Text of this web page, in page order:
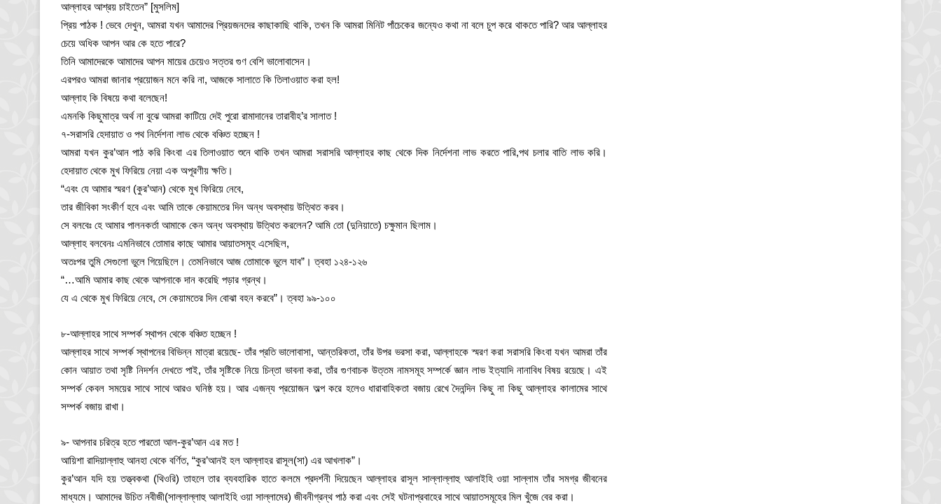
আল্লাহর আশ্রয় চাইতেন” [মুসলিম]
প্রিয় পাঠক ! ভেবে দেখুন, আমরা যখন আমাদের প্রিয়জনদের কাছাকাছি থাকি, তখন কি আমরা মিনিট পাঁচেকের জন্যেও কথা না বলে চুপ করে থাকতে পারি? আর আল্লাহর
চেয়ে অধিক আপন আর কে হতে পারে?
তিনি আমাদেরকে আমাদের আপন মায়ের চেয়েও সত্তর গুণ বেশি ভালোবাসেন।
এরপরও আমরা জানার প্রয়োজন মনে করি না, আজকে সালাতে কি তিলাওয়াত করা হল!
আল্লাহ কি বিষয়ে কথা বলেছেন!
এমনকি কিছুমাত্র অর্থ না বুঝে আমরা কাটিয়ে দেই পুরো রামাদানের তারাবীহ’র সালাত !
৭-সরাসরি হেদায়াত ও পথ নির্দেশনা লাভ থেকে বঞ্চিত হচ্ছেন !
আমরা যখন কুর’আন পাঠ করি কিংবা এর তিলাওয়াত শুনে থাকি তখন আমরা সরাসরি আল্লাহর কাছ থেকে দিক নির্দেশনা লাভ করতে পারি,পথ চলার বাতি লাভ করি।
হেদায়াত থেকে মুখ ফিরিয়ে নেয়া এক অপূরণীয় ক্ষতি।
“এবং যে আমার স্মরণ (কুর’আন) থেকে মুখ ফিরিয়ে নেবে,
তার জীবিকা সংকীর্ণ হবে এবং আমি তাকে কেয়ামতের দিন অন্ধ অবস্থায় উত্থিত করব।
সে বলবেঃ হে আমার পালনকর্তা আমাকে কেন অন্ধ অবস্থায় উত্থিত করলেন? আমি তো (দুনিয়াতে) চক্ষুমান ছিলাম।
আল্লাহ বলবেনঃ এমনিভাবে তোমার কাছে আমার আয়াতসমূহ এসেছিল,
অতঃপর তুমি সেগুলো ভুলে গিয়েছিলে। তেমনিভাবে আজ তোমাকে ভুলে যাব”। ত্বহা ১২৪-১২৬
“…আমি আমার কাছ থেকে আপনাকে দান করেছি পড়ার গ্রন্থ।
যে এ থেকে মুখ ফিরিয়ে নেবে, সে কেয়ামতের দিন বোঝা বহন করবে”। ত্বহা ৯৯-১০০
৮-আল্লাহর সাথে সম্পর্ক স্থাপন থেকে বঞ্চিত হচ্ছেন !
আল্লাহর সাথে সম্পর্ক স্থাপনের বিভিন্ন মাত্রা রয়েছে- তাঁর প্রতি ভালোবাসা, আন্তরিকতা, তাঁর উপর ভরসা করা, আল্লাহকে স্মরণ করা সরাসরি কিংবা যখন আমরা তাঁর
কোন আয়াত তথা সৃষ্টি নিদর্শন দেখতে পাই, তাঁর সৃষ্টিকে নিয়ে চিন্তা ভাবনা করা, তাঁর গুণবাচক উত্তম নামসমূহ সম্পর্কে জ্ঞান লাভ ইত্যাদি নানাবিধ বিষয় রয়েছে। এই
সম্পর্ক কেবল সময়ের সাথে সাথে আরও ঘনিষ্ঠ হয়। আর এজন্য প্রয়োজন অল্প করে হলেও ধারাবাহিকতা বজায় রেখে দৈনন্দিন কিছু না কিছু আল্লাহর কালামের সাথে
সম্পর্ক বজায় রাখা।
৯- আপনার চরিত্র হতে পারতো আল-কুর’আন এর মত !
আয়িশা রাদিয়াল্লাহু আনহা থেকে বর্ণিত, “কুর’আনই হল আল্লাহর রাসূল(সা) এর আখলাক”।
কুর’আন যদি হয় তত্ত্বকথা (থিওরি) তাহলে তার ব্যবহারিক হাতে কলমে প্রদর্শনী দিয়েছেন আল্লাহর রাসূল সাল্লাল্লাহু আলাইহি ওয়া সাল্লাম তাঁর সমগ্র জীবনের
মাধ্যমে। আমাদের উচিত নবীজী(সাল্লাল্লাহু আলাইহি ওয়া সাল্লামের) জীবনীগ্রন্থ পাঠ করা এবং সেই ঘটনাপ্রবাহের সাথে আয়াতসমূহের মিল খুঁজে বের করা।